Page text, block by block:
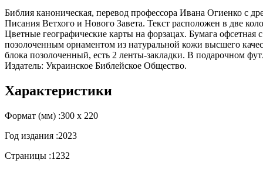
Библия каноническая, перевод профессора Ивана Огиенко с
Писания Ветхого и Нового Завета. Текст расположен в две
Цветные географические карты на форзацах. Бумага
позолоченным орнаментом из натуральной кожи высшего
блока позолоченный, есть 2 ленты-закладки. В подарочном
Издатель: Украинское Библейское Общество.
Характеристики
Формат (мм) :300 х 220
Год издания :2023
Страницы :1232